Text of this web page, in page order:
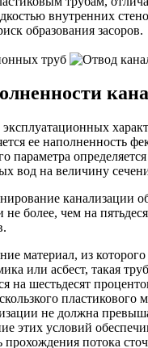
внутренних
образования засоров.
ее наполненность
параметра
вод на величину
канализации
более, чем на
материал, из
или асбест, такая
на шестьдесят
пластикового
не должна
этих условий
прохождения потока